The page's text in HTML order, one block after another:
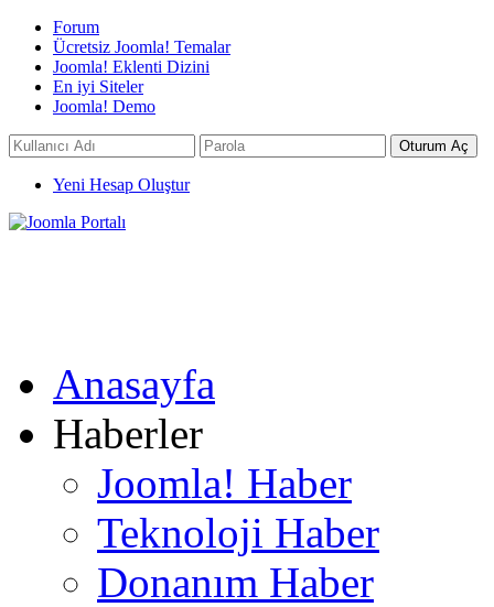
Forum
Ücretsiz Joomla! Temalar
Joomla! Eklenti Dizini
En iyi Siteler
Joomla! Demo
Yeni Hesap Oluştur
Anasayfa
Haberler
Joomla! Haber
Teknoloji Haber
Donanım Haber